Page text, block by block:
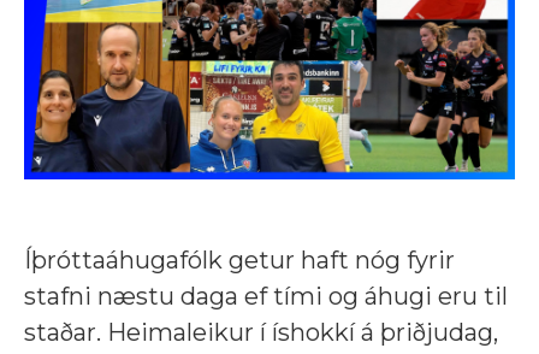
Íþróttaáhugafólk getur haft nóg fyrir
stafni næstu daga ef tími og áhugi eru til
staðar. Heimaleikur í íshokkí á þriðjudag,